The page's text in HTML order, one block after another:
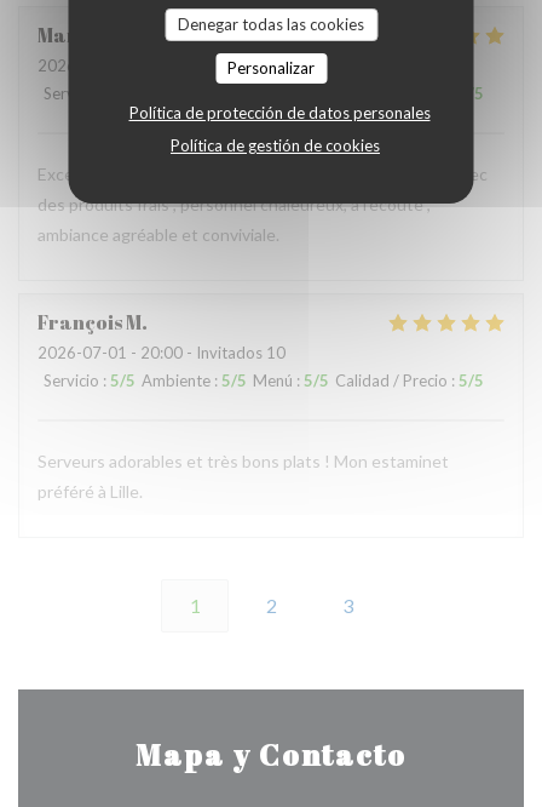
Denegar todas las cookies
Personalizar
Política de protección de datos personales
Política de gestión de cookies
Marie Paule D
2026-07-04
- 13:15 - Invitados 4
Servicio
/5
Excellent restaurant, plats délicieux, copieux, préparés avec
des produits frais , personnel chaleureux, à l’écoute ,
ambiance agréable et conviviale.
FrançoisM
2026-07-01 - 20:00 - Invitados 10
Servicio : 5/5 Ambiente : 5/5 Menú : 5/5 Calidad / Precio : 5/5
Serveurs adorables et très bons plats ! Mon estaminet
préféré à Lille.
1 2 3
Mapa y Contacto